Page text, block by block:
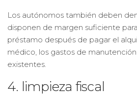
Los autónomos también deben
disponen de margen suficiente
préstamo después de pagar el
médico, los gastos de
existentes.
4. limpieza fiscal